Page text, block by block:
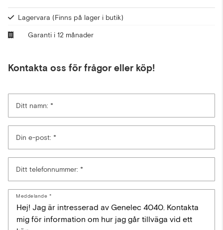
Lagervara (Finns på lager i butik)
Garanti i 12 månader
Kontakta oss för frågor eller köp!
Ditt namn:
Din e-post:
Ditt telefonnummer:
Meddelande